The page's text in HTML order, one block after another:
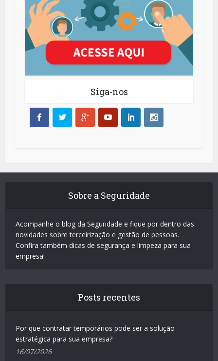
Siga-nos
Sobre a Seguridade
Acompanhe o blog da Seguridade e fique por dentro das
novidades sobre terceirização e gestão de pessoas.
Confira também dicas de segurança e limpeza para sua
empresa!
Posts recentes
Por que contratar temporários pode ser a solução
estratégica para sua empresa?
16/07/2026